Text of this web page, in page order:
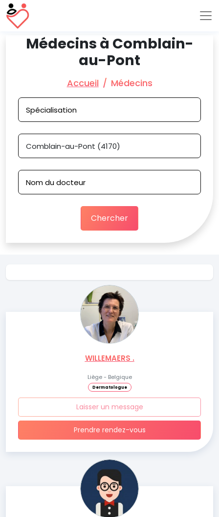
Médecins à Comblain-
au-Pont
Accueil Médecins
Chercher
WILLEMAERS .
Liège - Belgique
Dermatologue
Laisser un message
Prendre rendez-vous